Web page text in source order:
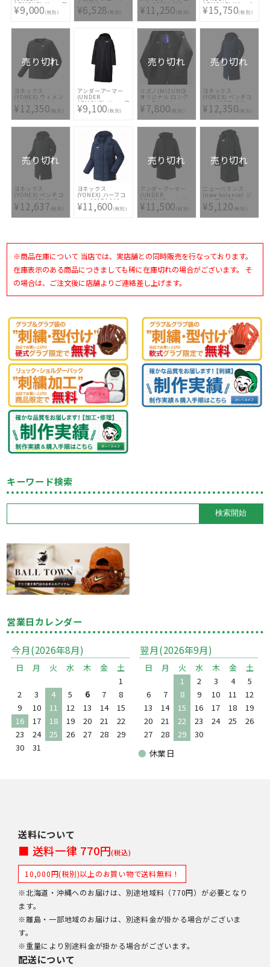
ARMOUR) ジュニア
ロングコート UAイ
ンサレーテッド
¥9,000(税別)
Jr.LIMO
2034A780-402
¥6,528(税別)
ート 90054-019
¥11,250(税別)
ARMOUR) UAロゴ
ロングコート
1388242-001
¥15,750(税別)
売り切れ
ヨネックス
(YONEX) ウィメン
ズ ダウンジャケッ
ト 98066-007
¥12,350(税別)
アンダーアーマー
(UNDER
ARMOUR) ジュニア
ロングコート UA イ
ンサレート
¥9,100(税別)
売り切れ
ミズノ(MIZUNO)
オリジナル ロング
ベンチコート
32JEE95009
¥7,800(税別)
売り切れ
ヨネックス
(YONEX) ベンチコ
ート 90073-019
¥12,350(税別)
売り切れ
ヨネックス
(YONEX) ベンチコ
ート 90073-007
¥12,637(税別)
ヨネックス
(YONEX) ハーフコ
ート 90074-019
¥11,600(税別)
売り切れ
アンダーアーマー
(UNDER
ARMOUR) ロング
コート 1358831-
001
¥11,500(税別)
売り切れ
ニューバランス
(new balance) ジ
ュニア パデット ロ
ングコート
JJJF9423-BK
¥5,120(税別)
※商品在庫について 当店では、実店舗との同時販売を行なっております。
在庫表示のある商品につきましても稀に在庫切れの場合がございます。 そ
の場合は、ご注文後に店舗よりご連絡差し上げます。
キーワード検索
営業日カレンダー
今月(2026年8月)
日 月 火 水 木 金
土
1
2
3 4 5 6 7
8
9
10 11 12 13 14
15
16
17 18 19 20 21
22
23
24 25 26 27 28
29
30
31
翌月(2026年9月)
日 月 火 水 木 金
土
1
2 3 4
5
6
7 8 9 10 11
12
13
14 15 16 17 18
19
20
21 22 23 24 25
26
27
28 29 30
● 休業日
送料について
■ 送料一律 770円(税込)
10,000円(税別)以上のお買い物で送料無料！
※北海道・沖縄へのお届けは、別途地域料（770円）が必要となり
ます。
※離島・一部地域のお届けは、別途料金が掛かる場合がございま
す。
※重量により別途料金が掛かる場合がございます。
配送について